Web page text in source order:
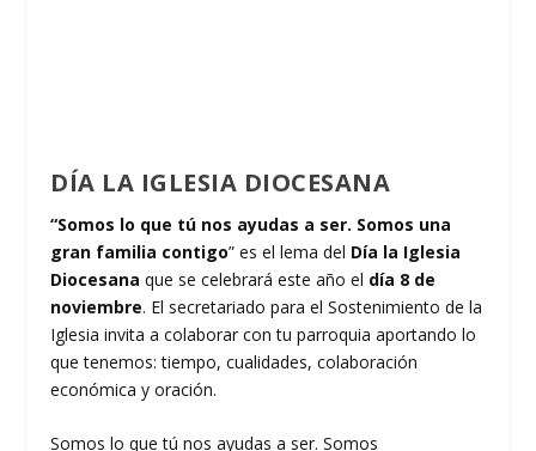
DÍA LA IGLESIA DIOCESANA
“Somos lo que tú nos ayudas a ser. Somos una
gran familia contigo” es el lema del Día la Iglesia
Diocesanaque se celebrará este año el día 8 de
noviembre. El secretariado para el Sostenimiento de la
Iglesia invita a colaborar con tu parroquia aportando lo
que tenemos: tiempo, cualidades, colaboración
económica y oración.
Somos lo que tú nos ayudas a ser. Somos